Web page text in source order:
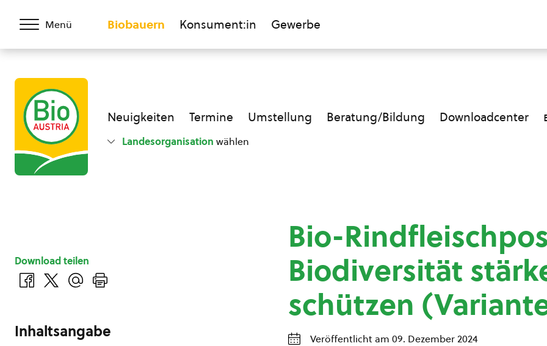
Menü Biobauern Konsument:in Gewerbe
Neuigkeiten Termine Umstellung Beratung/Bildung Downloadcenter
Landesorganisation wählen
Bio-
Biodiversität
schützen
Veröffentlicht am 09. Dezember 2024
Download teilen
Inhaltsangabe